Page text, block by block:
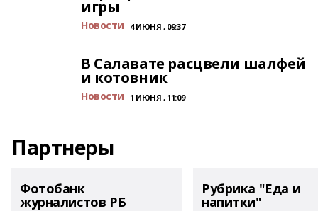
игры
Новости 4 ИЮНЯ , 09:37
В Салавате расцвели шалфей
и котовник
Новости 1 ИЮНЯ , 11:09
Партнеры
Фотобанк
журналистов РБ
Рубрика "Еда и
напитки"